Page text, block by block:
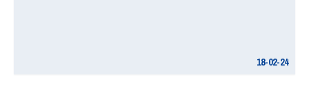
18-02-24